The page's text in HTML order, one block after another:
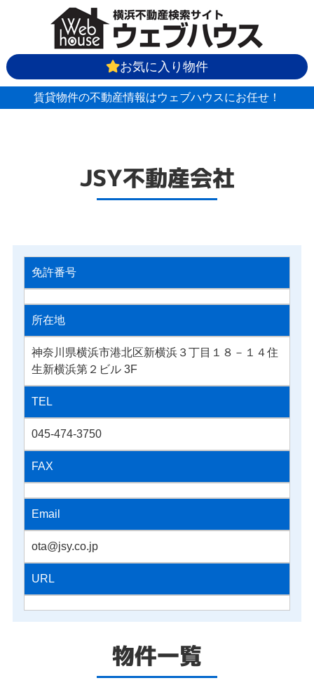
お気に入り物件
賃貸物件の不動産情報はウェブハウスにお任せ！
JSY不動産会社
免許番号
所在地
神奈川県横浜市港北区新横浜３丁目１８－１４住
生新横浜第２ビル 3F
TEL
045-474-3750
FAX
Email
ota@jsy.co.jp
URL
物件一覧